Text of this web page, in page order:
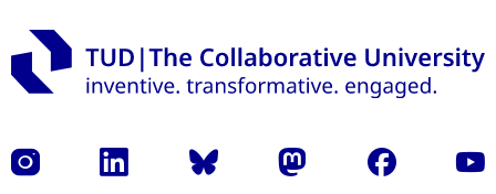
Instagram LinkedIn Bluesky Mastodon Facebook